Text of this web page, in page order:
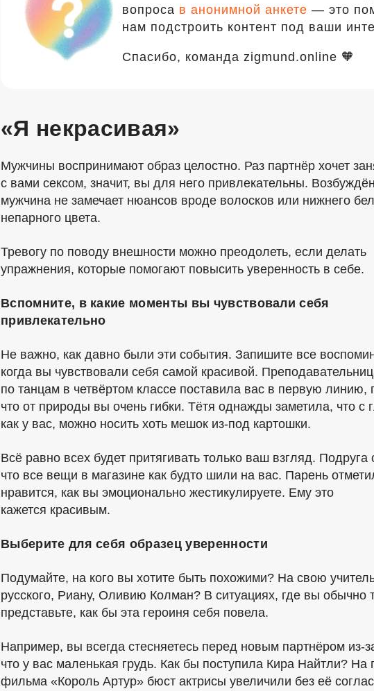
вопроса в анонимной анкете — это
нам подстроить контент под ваши
Спасибо, команда zigmund.online 🧡
«Я некрасивая»
Мужчины воспринимают образ целостно. Раз партнёр хочет
с вами сексом, значит, вы для него привлекательны.
мужчина не замечает нюансов вроде волосков или нижнего
непарного цвета.
Тревогу по поводу внешности можно преодолеть, если делать
упражнения, которые помогают повысить уверенность в себе.
Вспомните, в какие моменты вы чувствовали себя
привлекательно
Не важно, как давно были эти события. Запишите все
когда вы чувствовали себя самой красивой.
по танцам в четвёртом классе поставила вас в первую линию,
что от природы вы очень гибки. Тётя однажды заметила, что с
как у вас, можно носить хоть мешок из-под картошки.
Всё равно всех будет притягивать только ваш взгляд. Подруга
что все вещи в магазине как будто шили на вас. Парень
нравится, как вы эмоционально жестикулируете. Ему это
кажется красивым.
Выберите для себя образец уверенности
Подумайте, на кого вы хотите быть похожими? На свою
русского, Риану, Оливию Колман? В ситуациях, где вы обычно
представьте, как бы эта героиня себя повела.
Например, вы всегда стесняетесь перед новым партнёром из-
что у вас маленькая грудь. Как бы поступила Кира Найтли? На
фильма «Король Артур» бюст актрисы увеличили без её